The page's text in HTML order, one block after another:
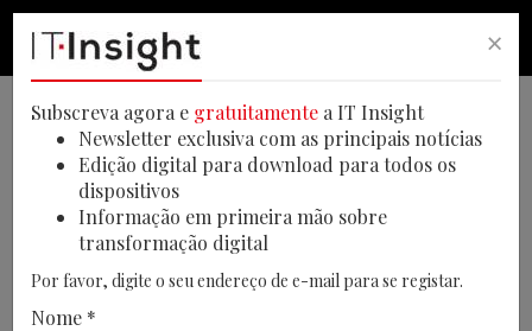
3 Pilares para tornar a sua
estratégia de cloud híbrida
mais robusta
×
Subscreva agora e gratuitamente a IT Insight
Newsletter exclusiva com as principais notícias
Edição digital para download para todos os
dispositivos
Informação em primeira mão sobre
transformação digital
Por favor, digite o seu endereço de e-mail para se registar.
Nome *